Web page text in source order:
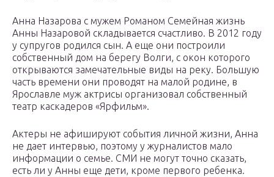
Анна Назарова с мужем Романом Семейная жизнь
Анны Назаровой складывается счастливо. В 2012 году
у супругов родился сын. А еще они построили
собственный дом на берегу Волги, с окон которого
открываются замечательные виды на реку. Большую
часть времени они проводят на малой родине, в
Ярославле муж актрисы организовал собственный
театр каскадеров «Ярфильм».
Актеры не афишируют события личной жизни, Анна
не дает интервью, поэтому у журналистов мало
информации о семье. СМИ не могут точно сказать,
есть ли у Анны еще дети, кроме первого ребенка.